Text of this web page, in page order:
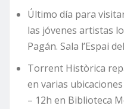
Último día para visitar
las jóvenes artistas
Pagán. Sala l’Espai
Torrent Històrica
en varias
– 12h en Biblioteca